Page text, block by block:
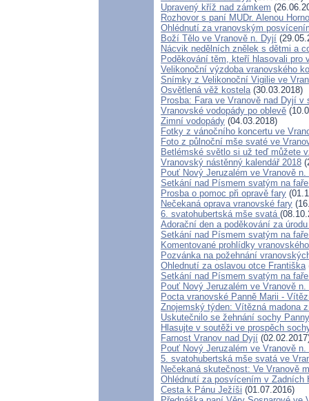
Upravený kříž nad zámkem
Rozhovor s paní MUDr. Alenou
Ohlédnutí za vranovským
Boží Tělo ve Vranově n. Dyjí
Nácvik nedělních znělek s dětmi a
Poděkování těm, kteří hlasovali pro
Velikonoční výzdoba vranovského
Snímky z Velikonoční Vigilie ve
Osvětlená věž kostela(30.03.2018)
Prosba: Fara ve Vranově nad Dyjí
Vranovské vodopády po oblevě
Zimní vodopády (04.03.2018)
Fotky z vánočního koncertu ve
Foto z půlnoční mše svaté ve
Betlémské světlo si už teď můžete
Vranovský nástěnný kalendář 2018
Pouť Nový Jeruzalém ve Vranově
Setkání nad Písmem svatým na
Prosba o pomoc při opravě fary
Nečekaná oprava vranovské fary
6. svatohubertská mše svatá
Adorační den a poděkování za
Setkání nad Písmem svatým na
Komentované prohlídky
Pozvánka na požehnání
Ohlednutí za oslavou otce Františka
Setkání nad Písmem svatým na
Pouť Nový Jeruzalém ve Vranově
Pocta vranovské Panně Marii -
Znojemský týden: Vítězná madona
Uskutečnilo se žehnání sochy
Hlasujte v soutěži ve prospěch
Farnost Vranov nad Dyjí
Pouť Nový Jeruzalém ve Vranově
5. svatohubertská mše svatá ve
Nečekaná skutečnost: Ve Vranově
Ohlédnutí za posvícením v Zadních
Cesta k Pánu Ježíši (01.07.2016)